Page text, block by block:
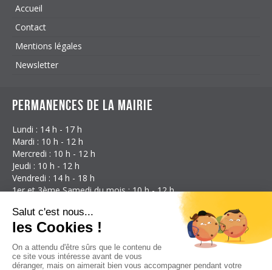
Accueil
Contact
Mentions légales
Newsletter
Permanences de la mairie
Lundi : 14 h - 17 h
Mardi : 10 h - 12 h
Mercredi : 10 h - 12 h
Jeudi : 10 h - 12 h
Vendredi : 14 h - 18 h
1er et 3ème Samedi du mois : 10 h - 12 h
Mairie d'Étalans